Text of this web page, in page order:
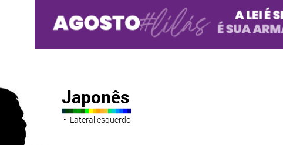
Japonês
• Lateral esquerdo